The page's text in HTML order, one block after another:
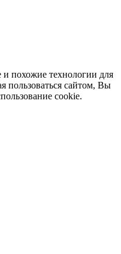
похожие технологии для
пользоваться сайтом, Вы
cookie.